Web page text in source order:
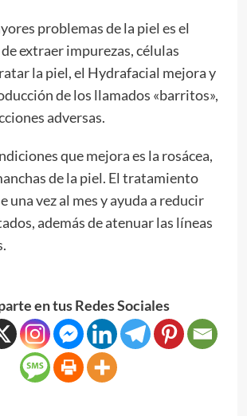
problemas de la piel es el
extraer impurezas, células
la piel, el Hydrafacial mejora y
de los llamados «barritos»,
adversas.
que mejora es la rosácea,
de la piel. El tratamiento
una vez al mes y ayuda a reducir
además de atenuar las líneas
en tus Redes Sociales